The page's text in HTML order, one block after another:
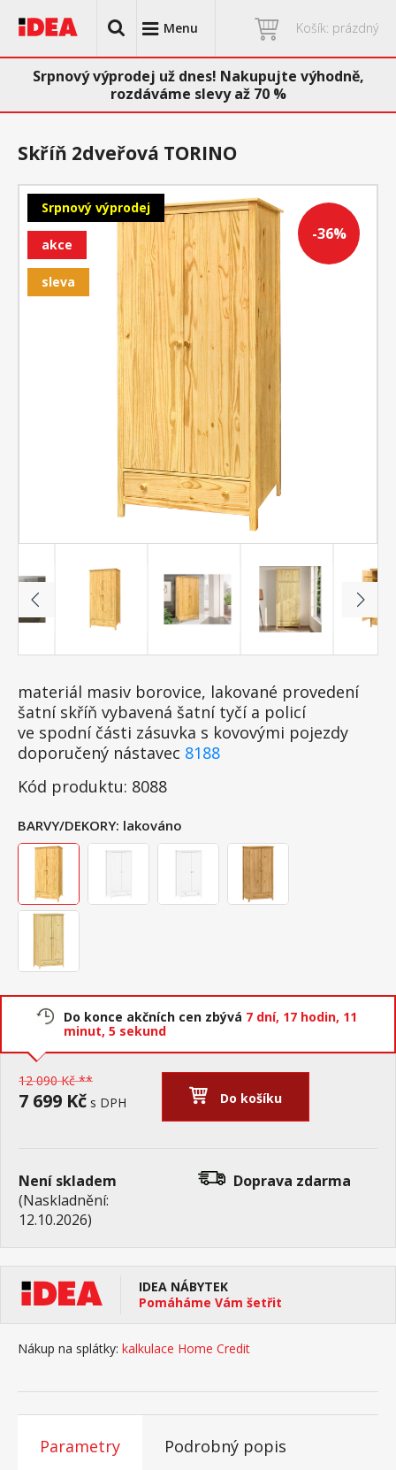
Menu Košík: prázdný
Srpnový výprodej už dnes! Nakupujte výhodně,
rozdáváme slevy až 70 %
-36%
Srpnový výprodej
akce
sleva
Skříň 2dveřová TORINO
materiál masiv borovice, lakované provedení
šatní skříň vybavená šatní tyčí a policí
ve spodní části zásuvka s kovovými pojezdy
doporučený nástavec 8188
Kód produktu: 8088
BARVY/DEKORY: lakováno
Do konce akčních cen zbývá 7 dní, 17 hodin, 11
minut, 4 sekundy
12 090 Kč **
7 699 Kč s DPH Do košíku
Není skladem
(Naskladnění:
12.10.2026)
Doprava zdarma
IDEA NÁBYTEK
Pomáháme Vám šetřit
Nákup na splátky: kalkulace Home Credit
Parametry Podrobný popis